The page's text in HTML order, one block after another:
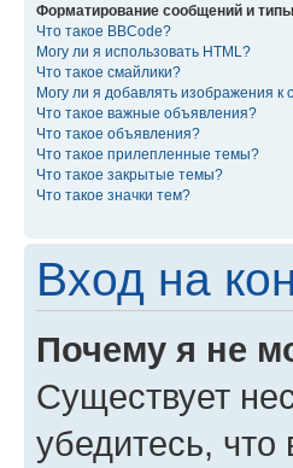
Форматирование сообщений и
Что такое BBCode?
Могу ли я использовать HTML?
Что такое смайлики?
Могу ли я добавлять изображения
Что такое важные объявления?
Что такое объявления?
Что такое прилепленные темы?
Что такое закрытые темы?
Что такое значки тем?
Вход на
Почему я не
Существует
убедитесь,